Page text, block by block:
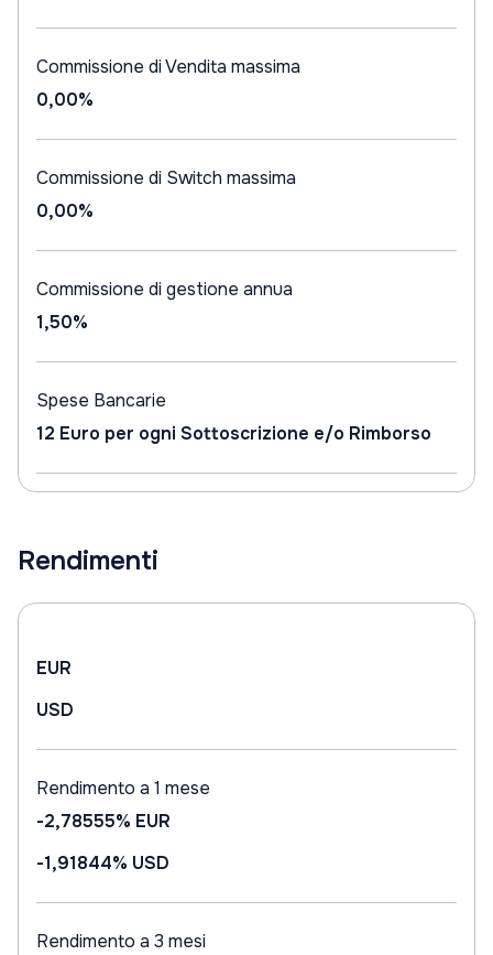
Commissione di Vendita massima
0,00%
Commissione di Switch massima
0,00%
Commissione di gestione annua
1,50%
Spese Bancarie
12 Euro per ogni Sottoscrizione e/o Rimborso
Rendimenti
EUR
USD
Rendimento a 1 mese
-2,78555% EUR
-1,91844% USD
Rendimento a 3 mesi